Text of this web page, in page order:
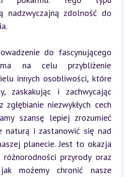
nadzwyczajną zdolność do
do fascynującego
na celu przybliżenie
innych osobliwości, które
zaskakując i zachwycając
zgłębianie niezwykłych cech
szansę lepiej zrozumieć
naturą i zastanowić się nad
planecie. Jest to okazja
przyrody oraz
możemy chronić nasze